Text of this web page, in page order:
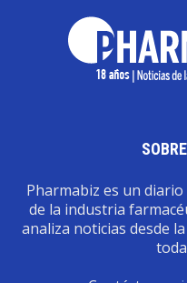
Pharmabiz es un
de la industria
analiza noticias desde